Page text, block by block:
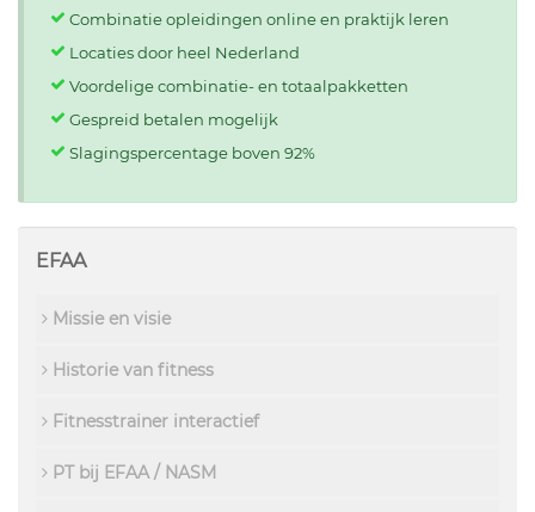
Combinatie opleidingen online en praktijk leren
Locaties door heel Nederland
Voordelige combinatie- en totaalpakketten
Gespreid betalen mogelijk
Slagingspercentage boven 92%
EFAA
Missie en visie
Historie van fitness
Fitnesstrainer interactief
PT bij EFAA / NASM